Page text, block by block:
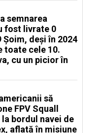
semnarea
fost livrate 0
Șoim, deși în 2024
toate cele 10.
cu un picior în
să
FPV Squall
bordul navei de
aflată în misiune